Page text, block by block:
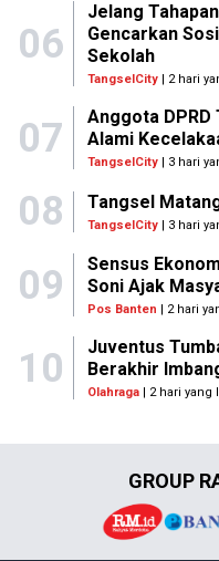
06
Jelang
Gencarkan
Sekolah
TangselCity| 2 hari
07
Anggota DPRD
Alami
TangselCity| 3 hari
08 Tangsel
TangselCity | 3 hari
09
Sensus
Soni Ajak
Pos Banten | 2 hari
10
Juventus
Berakhir
Olahraga| 2 hari yang
GROUP